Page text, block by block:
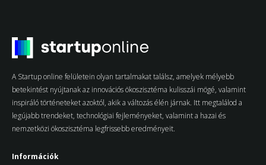
A Startup online felületein olyan tartalmakat találsz, amelyek mélyebb
betekintést nyújtanak az innovációs ökoszisztéma kulisszái mögé, valamint
inspiráló történeteket azoktól, akik a változás élén járnak. Itt megtalálod a
legújabb trendeket, technológiai fejleményeket, valamint a hazai és
nemzetközi ökoszisztéma legfrissebb eredményeit.
Információk